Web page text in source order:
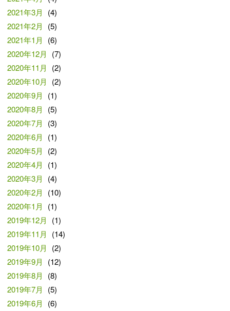
2021年3月
(4)
2021年2月
(5)
2021年1月
(6)
2020年12月
(7)
2020年11月
(2)
2020年10月
(2)
2020年9月
(1)
2020年8月
(5)
2020年7月
(3)
2020年6月
(1)
2020年5月
(2)
2020年4月
(1)
2020年3月
(4)
2020年2月
(10)
2020年1月
(1)
2019年12月
(1)
2019年11月
(14)
2019年10月
(2)
2019年9月
(12)
2019年8月
(8)
2019年7月
(5)
2019年6月
(6)